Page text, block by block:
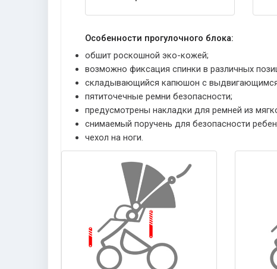
Особенности прогулочного блока:
обшит роскошной эко-кожей;
возможно фиксация спинки в различных
складывающийся капюшон с
пятиточечные ремни безопасности;
предусмотрены накладки для ремней из
снимаемый поручень для безопасности
чехол на ноги.